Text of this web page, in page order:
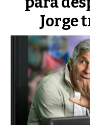
Jorge